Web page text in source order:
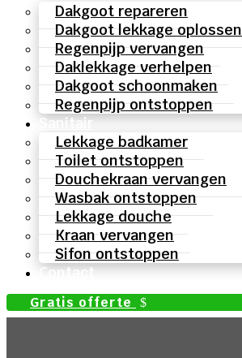
Dakgoot repareren
Dakgoot lekkage oplossen
Regenpijp vervangen
Daklekkage verhelpen
Dakgoot schoonmaken
Regenpijp ontstoppen
Sanitair
Lekkage badkamer
Toilet ontstoppen
Douchekraan vervangen
Wasbak ontstoppen
Lekkage douche
Kraan vervangen
Sifon ontstoppen
Contact
Gratis offerte